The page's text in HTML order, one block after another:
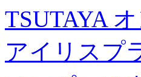
TSUTAYA
アイリスプ